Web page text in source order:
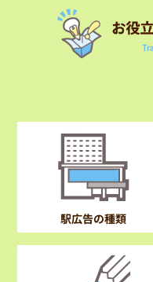
駅広告の種類